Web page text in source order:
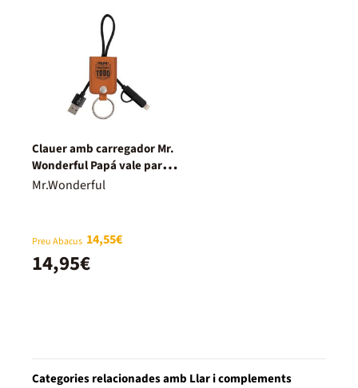
Clauer amb carregador Mr.
Wonderful Papá vale para
todo
Mr.Wonderful
Preu Abacus 14,55€
14,95€
Categories relacionades amb Llar i complements